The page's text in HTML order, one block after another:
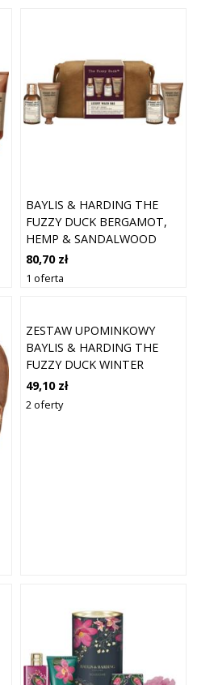
BAYLIS & HARDING THE
FUZZY DUCK BERGAMOT,
HEMP & SANDALWOOD
ZESTAW UPOMINKOWY NA
DROGĘ
80,70 zł
1 oferta
ZESTAW UPOMINKOWY
BAYLIS & HARDING THE
FUZZY DUCK WINTER
WONDERLAND (DO
WANNY)
49,10 zł
2 oferty